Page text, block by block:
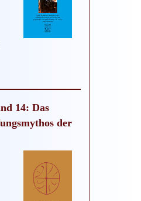
14: Das
der